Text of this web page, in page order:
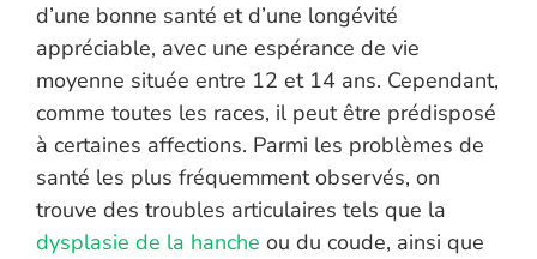
d’une bonne santé et d’une longévité
appréciable, avec une espérance de vie
moyenne située entre 12 et 14 ans. Cependant,
comme toutes les races, il peut être prédisposé
à certaines affections. Parmi les problèmes de
santé les plus fréquemment observés, on
trouve des troubles articulaires tels que la
dysplasie de la hanche ou du coude, ainsi que